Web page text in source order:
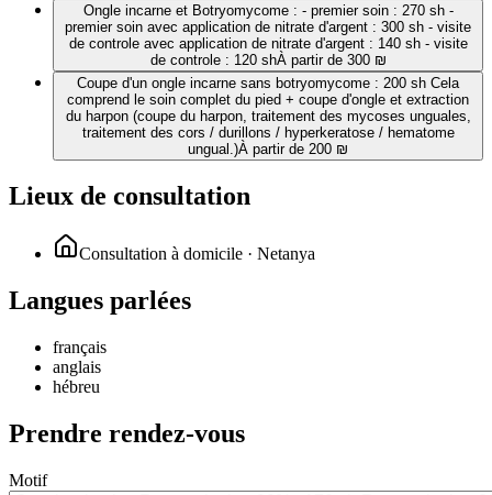
Ongle incarne et Botryomycome : - premier soin : 270 sh -
premier soin avec application de nitrate d'argent : 300 sh - visite
de controle avec application de nitrate d'argent : 140 sh - visite
de controle : 120 shÀ partir de 300 ₪
Coupe d'un ongle incarne sans botryomycome : 200 sh Cela
comprend le soin complet du pied + coupe d'ongle et extraction
du harpon (coupe du harpon, traitement des mycoses unguales,
traitement des cors / durillons / hyperkeratose / hematome
ungual.)À partir de 200 ₪
Lieux de consultation
Consultation à domicile · Netanya
Langues parlées
français
anglais
hébreu
Prendre rendez-vous
Motif